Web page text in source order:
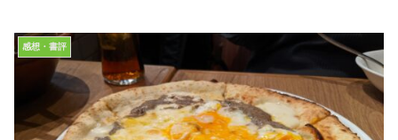
感想・書評